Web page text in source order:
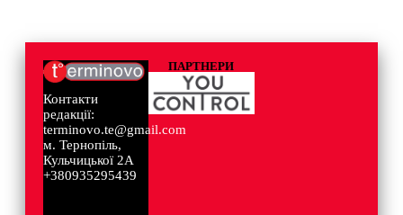
Контакти
редакції:
terminovo.te@gmail.com
м. Тернопіль,
Кульчицької 2А
+380935295439
ПАРТНЕРИ